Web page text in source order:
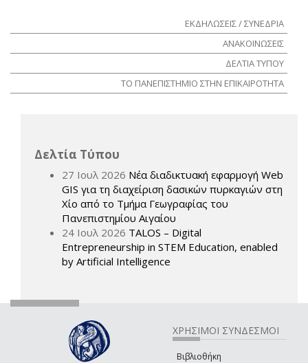
ΕΚΔΗΛΩΣΕΙΣ / ΣΥΝΕΔΡΙΑ
ΑΝΑΚΟΙΝΩΣΕΙΣ
ΔΕΛΤΙΑ ΤΥΠΟΥ
ΤΟ ΠΑΝΕΠΙΣΤΗΜΙΟ ΣΤΗΝ ΕΠΙΚΑΙΡΟΤΗΤΑ
Δελτία Τύπου
27 Ιουλ 2026 Νέα διαδικτυακή εφαρμογή Web
GIS για τη διαχείριση δασικών πυρκαγιών στη
Χίο από το Τμήμα Γεωγραφίας του
Πανεπιστημίου Αιγαίου
24 Ιουλ 2026 TALOS – Digital
Entrepreneurship in STEM Education, enabled
by Artificial Intelligence
ΧΡΗΣΙΜΟΙ ΣΥΝΔΕΣΜΟΙ
Βιβλιοθήκη